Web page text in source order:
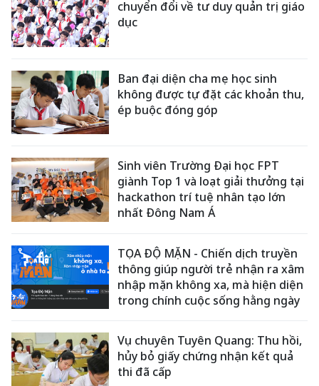
chuyển đổi về tư duy quản trị giáo
dục
Ban đại diện cha mẹ học sinh
không được tự đặt các khoản thu,
ép buộc đóng góp
Sinh viên Trường Đại học FPT
giành Top 1 và loạt giải thưởng tại
hackathon trí tuệ nhân tạo lớn
nhất Đông Nam Á
TỌA ĐỘ MẶN - Chiến dịch truyền
thông giúp người trẻ nhận ra xâm
nhập mặn không xa, mà hiện diện
trong chính cuộc sống hằng ngày
Vụ chuyên Tuyên Quang: Thu hồi,
hủy bỏ giấy chứng nhận kết quả
thi đã cấp